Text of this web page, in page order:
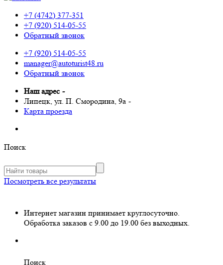
+7 (4742) 377-351
+7 (920) 514-05-55
Обратный звонок
+7 (920) 514-05-55
manager@autoturist48.ru
Обратный звонок
Наш адрес -
Липецк, ул. П. Смородина, 9а -
Карта проезда
Поиск
Посмотреть все результаты
Интернет магазин принимает круглосуточно.
Обработка заказов с 9.00 до 19.00 без выходных.
Поиск